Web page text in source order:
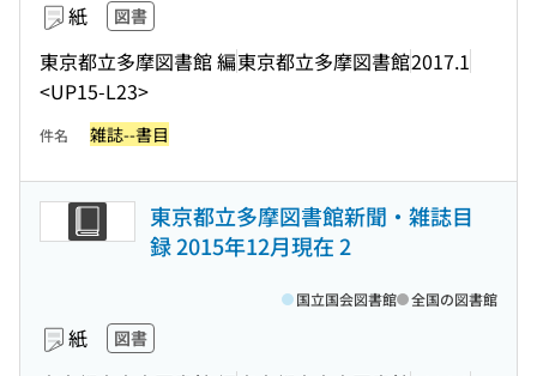
紙 図書
東京都立多摩図書館 編東京都立多摩図書館2017.1
<UP15-L23>
件名 雑誌--書目
東京都立多摩図書館新聞・雑誌目
録 2015年12月現在 2
紙 図書
国立国会図書館 全国の図書館